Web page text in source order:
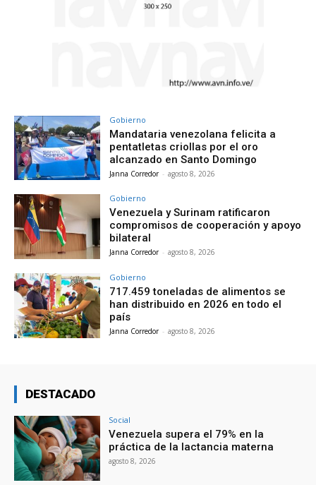
Gobierno
Mandataria venezolana felicita a
pentatletas criollas por el oro
alcanzado en Santo Domingo
Janna Corredor - agosto 8, 2026
Gobierno
Venezuela y Surinam ratificaron
compromisos de cooperación y apoyo
bilateral
Janna Corredor - agosto 8, 2026
Gobierno
717.459 toneladas de alimentos se
han distribuido en 2026 en todo el
país
Janna Corredor - agosto 8, 2026
DESTACADO
Social
Venezuela supera el 79% en la
práctica de la lactancia materna
agosto 8, 2026